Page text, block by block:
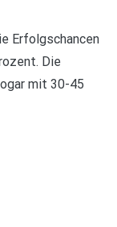
Erfolgschancen
Die
mit 30-45